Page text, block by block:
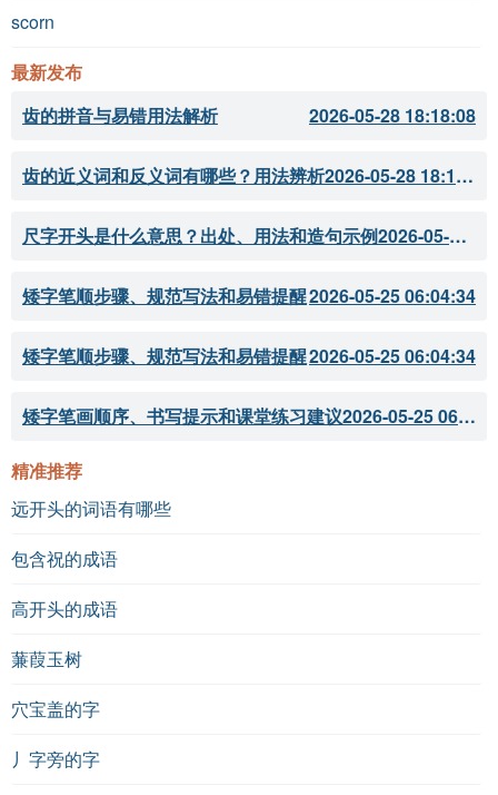
scorn
最新发布
齿的拼音与易错用法解析
2026-05-28 18:18:08
齿的近义词和反义词有哪些？用法辨析 2026-05-28 18:18:07
尺字开头是什么意思？出处、用法和造句示例 2026-05-28 18:18:05
矮字笔顺步骤、规范写法和易错提醒2026-05-25 06:04:34
矮字笔顺步骤、规范写法和易错提醒2026-05-25 06:04:34
矮字笔画顺序、书写提示和课堂练习建议 2026-05-25 06:04:33
精准推荐
远开头的词语有哪些
包含祝的成语
高开头的成语
蒹葭玉树
穴宝盖的字
丿字旁的字